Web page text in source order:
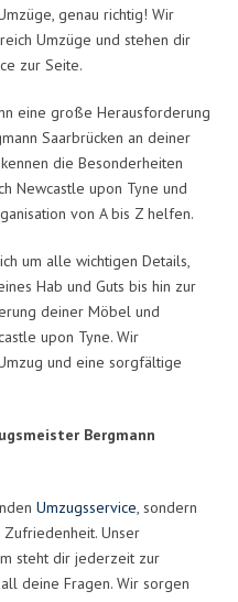
genau richtig! Wir
Umzüge und stehen dir
zur Seite.
eine große Herausforderung
Saarbrücken an deiner
die Besonderheiten
Newcastle upon Tyne und
von A bis Z helfen.
um alle wichtigen Details,
Hab und Guts bis hin zur
deiner Möbel und
upon Tyne. Wir
und eine sorgfältige
Bergmann
Umzugsservice, sondern
Unser
steht dir jederzeit zur
deine Fragen. Wir sorgen